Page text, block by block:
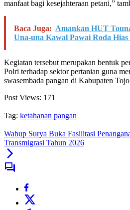
manfaat bagi kesejahteraan petani,”
Baca Juga: Amankan HUT
Una-una Kawal Pawai Roda
Kegiatan tersebut merupakan bentuk
Polri terhadap sektor pertanian guna
swasembada pangan di Kabupaten
Post Views: 171
Tag: ketahanan pangan
Wabup Surya Buka Fasilitasi
Transmigrasi Tahun 2026